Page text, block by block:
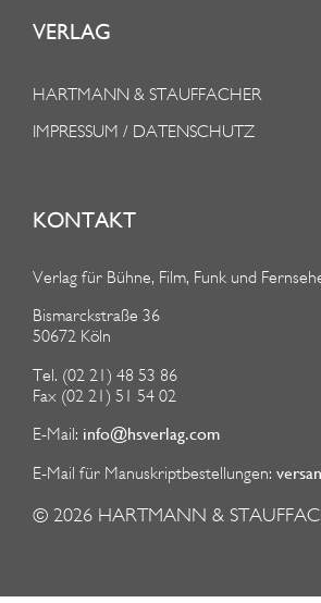
VERLAG
HARTMANN & STAUFFACHER
IMPRESSUM / DATENSCHUTZ
KONTAKT
Verlag für Bühne, Film, Funk und
Bismarckstraße 36
50672 Köln
Tel. (02 21) 48 53 86
Fax (02 21) 51 54 02
E-Mail: info@hsverlag.com
E-Mail für Manuskriptbestellungen:
© 2026 HARTMANN &